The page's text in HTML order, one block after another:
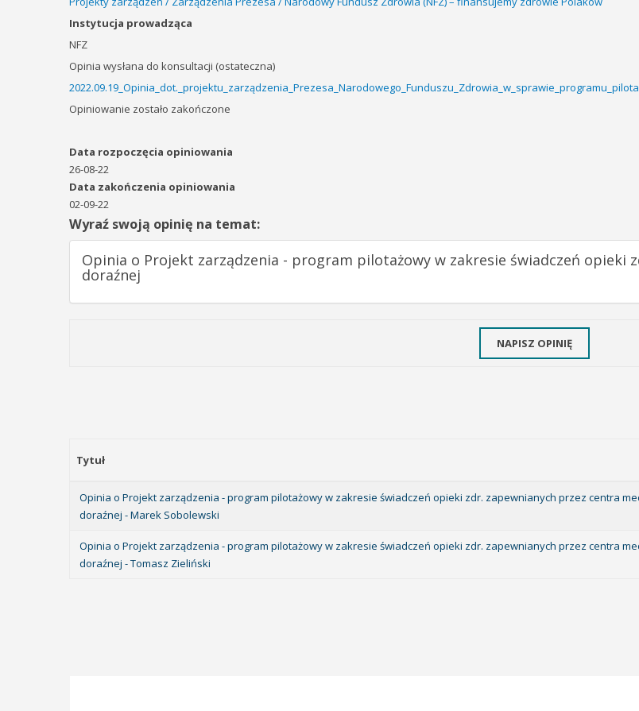
Instytucja prowadząca
NFZ
Opinia wysłana do konsultacji (ostateczna)
Opiniowanie zostało zakończone
Data rozpoczęcia opiniowania
26-08-22
Data zakończenia opiniowania
02-09-22
Wyraź swoją opinię na temat:
Opinia o Projekt zarządzenia - program pilotażowy w zakresie świadczeń opieki
doraźnej
NAPISZ OPINIĘ
Tytuł
Opinia o Projekt zarządzenia - program pilotażowy w zakresie świadczeń opieki zdr. zapewnianych przez centra
doraźnej - Marek Sobolewski
Opinia o Projekt zarządzenia - program pilotażowy w zakresie świadczeń opieki zdr. zapewnianych przez centra
doraźnej - Tomasz Zieliński